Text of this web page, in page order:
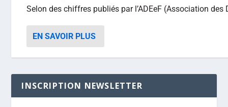
Selon des chiffres publiés par l’ADEeF (Association
EN SAVOIR PLUS
INSCRIPTION NEWSLETTER